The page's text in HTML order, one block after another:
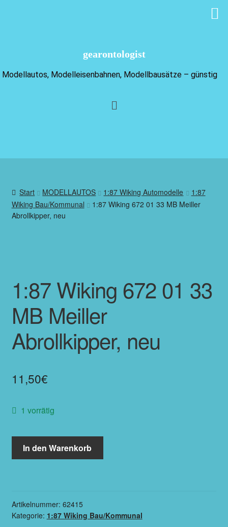
Modellautos, Modelleisenbahnen, Modellbausätze – günstig
Start MODELLAUTOS 1:87 Wiking Automodelle
1:87
Wiking Bau/Kommunal
1:87 Wiking 672 01 33 MB Meiller
Abrollkipper, neu
1:87 Wiking 672 01 33
MB Meiller
Abrollkipper, neu
11,50€
1 vorrätig
In den Warenkorb
Artikelnummer: 62415
Kategorie: 1:87 Wiking Bau/Kommunal
gearontologist